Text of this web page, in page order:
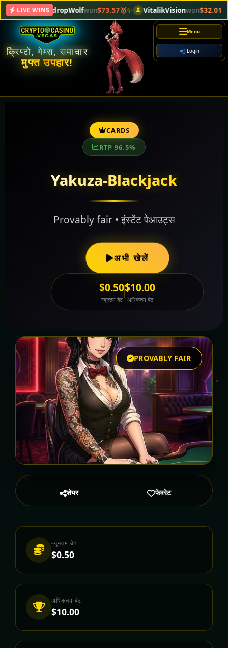
LIVE WINSAirdropWolfwon$73.57🥇✨ VitalikVisionwon$32.01🥈💫
क्रिप्टो, गेम्स, समाचार
मुफ्त उपहार!
Menu
Login
CARDS
RTP 96.5%
Yakuza-Blackjack
Provably fair • इंस्टेंट पेआउट्स
अभी खेलें
$0.50
न्यूनतम बेट
$10.00
अधिकतम बेट
PROVABLY FAIR
शेयर फेवरेट
न्यूनतम बेट
$0.50
अधिकतम बेट
$10.00